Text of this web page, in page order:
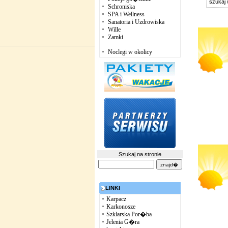
Schroniska
SPA i Wellness
Sanatoria i Uzdrowiska
Wille
Zamki
Noclegi w okolicy
Szukaj na stronie
LINKI
Karpacz
Karkonosze
Szklarska Por�ba
Jelenia G�ra
szukaj